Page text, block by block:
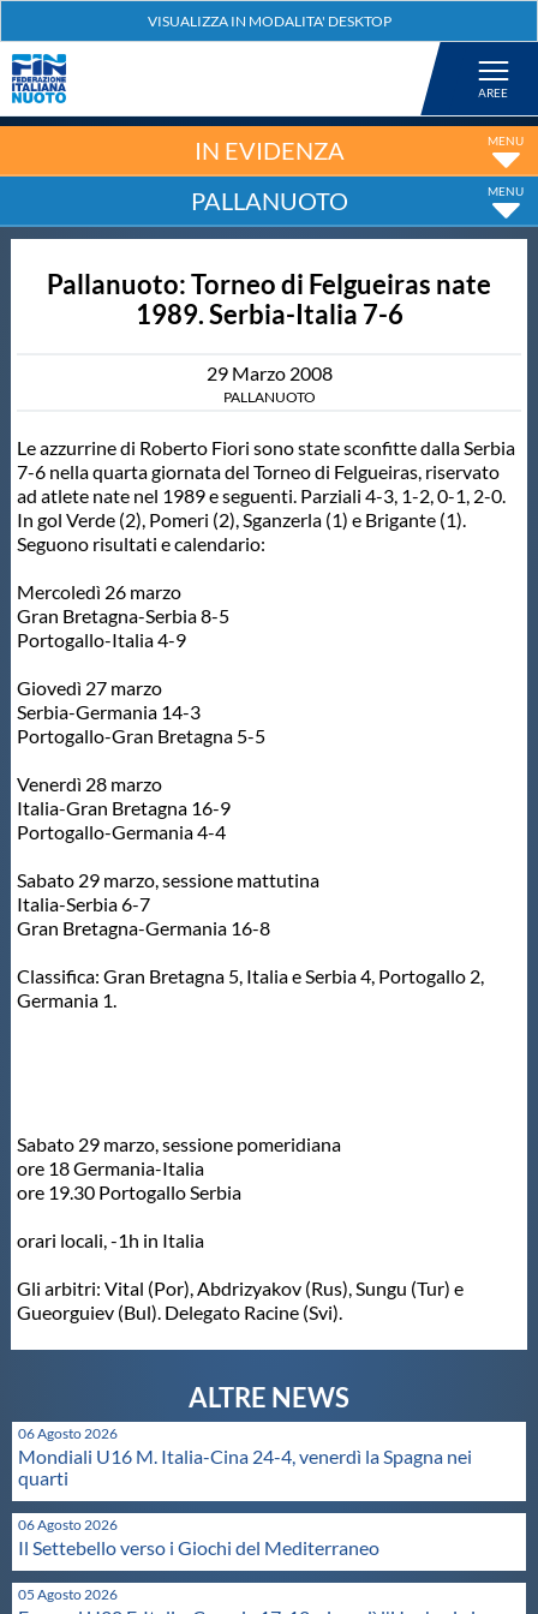
Nuoto
Tuffi
Salvamento
Master
Formazione
GUG
Scuole Nuoto
Propaganda
Qualità
Sostenibilità
Privacy
Archivio News
Flash News
IN EVIDENZA
PALLANUOTO
Pallanuoto: Torneo di Felgueiras nate
1989. Serbia-Italia 7-6
29 Marzo 2008
PALLANUOTO
Le azzurrine di Roberto Fiori sono state sconfitte dalla Serbia
7-6 nella quarta giornata del Torneo di Felgueiras, riservato
ad atlete nate nel 1989 e seguenti. Parziali 4-3, 1-2, 0-1, 2-0.
In gol Verde (2), Pomeri (2), Sganzerla (1) e Brigante (1).
Seguono risultati e calendario:
Mercoledì 26 marzo
Gran Bretagna-Serbia 8-5
Portogallo-Italia 4-9
Giovedì 27 marzo
Serbia-Germania 14-3
Portogallo-Gran Bretagna 5-5
Venerdì 28 marzo
Italia-Gran Bretagna 16-9
Portogallo-Germania 4-4
Sabato 29 marzo, sessione mattutina
Italia-Serbia 6-7
Gran Bretagna-Germania 16-8
Classifica: Gran Bretagna 5, Italia e Serbia 4, Portogallo 2,
Germania 1.
Sabato 29 marzo, sessione pomeridiana
ore 18 Germania-Italia
ore 19.30 Portogallo Serbia
orari locali, -1h in Italia
Gli arbitri: Vital (Por), Abdrizyakov (Rus), Sungu (Tur) e
Gueorguiev (Bul). Delegato Racine (Svi).
06 Agosto 2026
Mondiali U16 M. Italia-Cina 24-4, venerdì la Spagna nei
quarti
06 Agosto 2026
Il Settebello verso i Giochi del Mediterraneo
05 Agosto 2026